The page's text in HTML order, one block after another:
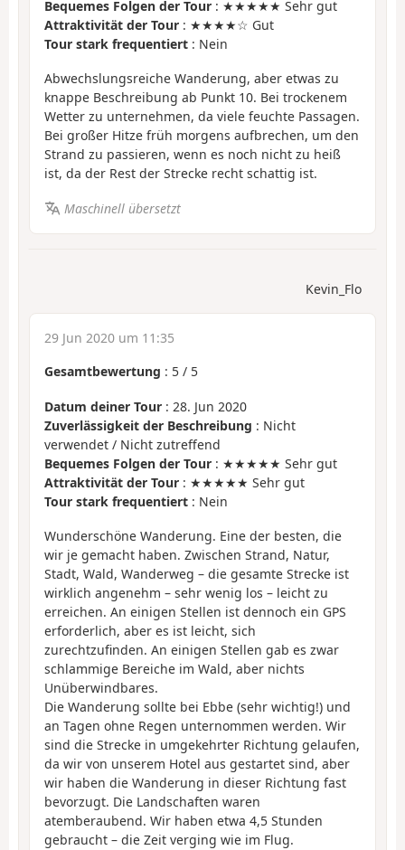
Bequemes Folgen der Tour : ★★★★★ Sehr gut
Attraktivität der Tour : ★★★★☆ Gut
Tour stark frequentiert : Nein
Abwechslungsreiche Wanderung, aber etwas zu
knappe Beschreibung ab Punkt 10. Bei trockenem
Wetter zu unternehmen, da viele feuchte Passagen.
Bei großer Hitze früh morgens aufbrechen, um den
Strand zu passieren, wenn es noch nicht zu heiß
ist, da der Rest der Strecke recht schattig ist.
Maschinell übersetzt
Kevin_Flo
29 Jun 2020 um 11:35
Gesamtbewertung : 5 / 5
Datum deiner Tour : 28. Jun 2020
Zuverlässigkeit der Beschreibung : Nicht
verwendet / Nicht zutreffend
Bequemes Folgen der Tour : ★★★★★ Sehr gut
Attraktivität der Tour : ★★★★★ Sehr gut
Tour stark frequentiert : Nein
Wunderschöne Wanderung. Eine der besten, die
wir je gemacht haben. Zwischen Strand, Natur,
Stadt, Wald, Wanderweg – die gesamte Strecke ist
wirklich angenehm – sehr wenig los – leicht zu
erreichen. An einigen Stellen ist dennoch ein GPS
erforderlich, aber es ist leicht, sich
zurechtzufinden. An einigen Stellen gab es zwar
schlammige Bereiche im Wald, aber nichts
Unüberwindbares.
Die Wanderung sollte bei Ebbe (sehr wichtig!) und
an Tagen ohne Regen unternommen werden. Wir
sind die Strecke in umgekehrter Richtung gelaufen,
da wir von unserem Hotel aus gestartet sind, aber
wir haben die Wanderung in dieser Richtung fast
bevorzugt. Die Landschaften waren
atemberaubend. Wir haben etwa 4,5 Stunden
gebraucht – die Zeit verging wie im Flug.